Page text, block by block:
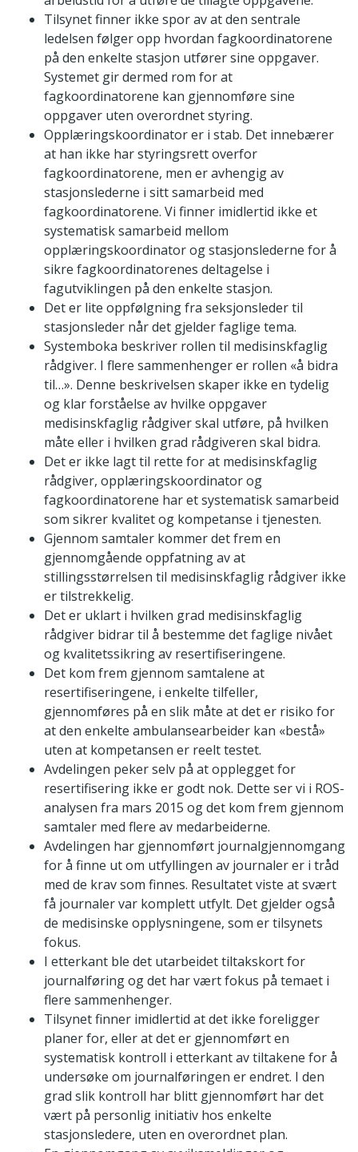
Tilsynet finner ikke spor av at den sentrale
ledelsen følger opp hvordan fagkoordinatorene
på den enkelte stasjon utfører sine oppgaver.
Systemet gir dermed rom for at
fagkoordinatorene kan gjennomføre sine
oppgaver uten overordnet styring.
Opplæringskoordinator er i stab. Det innebærer
at han ikke har styringsrett overfor
fagkoordinatorene, men er avhengig av
stasjonslederne i sitt samarbeid med
fagkoordinatorene. Vi finner imidlertid ikke et
systematisk samarbeid mellom
opplæringskoordinator og stasjonslederne for å
sikre fagkoordinatorenes deltagelse i
fagutviklingen på den enkelte stasjon.
Det er lite oppfølgning fra seksjonsleder til
stasjonsleder når det gjelder faglige tema.
Systemboka beskriver rollen til medisinskfaglig
rådgiver. I flere sammenhenger er rollen «å bidra
til…». Denne beskrivelsen skaper ikke en tydelig
og klar forståelse av hvilke oppgaver
medisinskfaglig rådgiver skal utføre, på hvilken
måte eller i hvilken grad rådgiveren skal bidra.
Det er ikke lagt til rette for at medisinskfaglig
rådgiver, opplæringskoordinator og
fagkoordinatorene har et systematisk samarbeid
som sikrer kvalitet og kompetanse i tjenesten.
Gjennom samtaler kommer det frem en
gjennomgående oppfatning av at
stillingsstørrelsen til medisinskfaglig rådgiver ikke
er tilstrekkelig.
Det er uklart i hvilken grad medisinskfaglig
rådgiver bidrar til å bestemme det faglige nivået
og kvalitetssikring av resertifiseringene.
Det kom frem gjennom samtalene at
resertifiseringene, i enkelte tilfeller,
gjennomføres på en slik måte at det er risiko for
at den enkelte ambulansearbeider kan «bestå»
uten at kompetansen er reelt testet.
Avdelingen peker selv på at opplegget for
resertifisering ikke er godt nok. Dette ser vi i ROS-
analysen fra mars 2015 og det kom frem gjennom
samtaler med flere av medarbeiderne.
Avdelingen har gjennomført journalgjennomgang
for å finne ut om utfyllingen av journaler er i tråd
med de krav som finnes. Resultatet viste at svært
få journaler var komplett utfylt. Det gjelder også
de medisinske opplysningene, som er tilsynets
fokus.
I etterkant ble det utarbeidet tiltakskort for
journalføring og det har vært fokus på temaet i
flere sammenhenger.
Tilsynet finner imidlertid at det ikke foreligger
planer for, eller at det er gjennomført en
systematisk kontroll i etterkant av tiltakene for å
undersøke om journalføringen er endret. I den
grad slik kontroll har blitt gjennomført har det
vært på personlig initiativ hos enkelte
stasjonsledere, uten en overordnet plan.